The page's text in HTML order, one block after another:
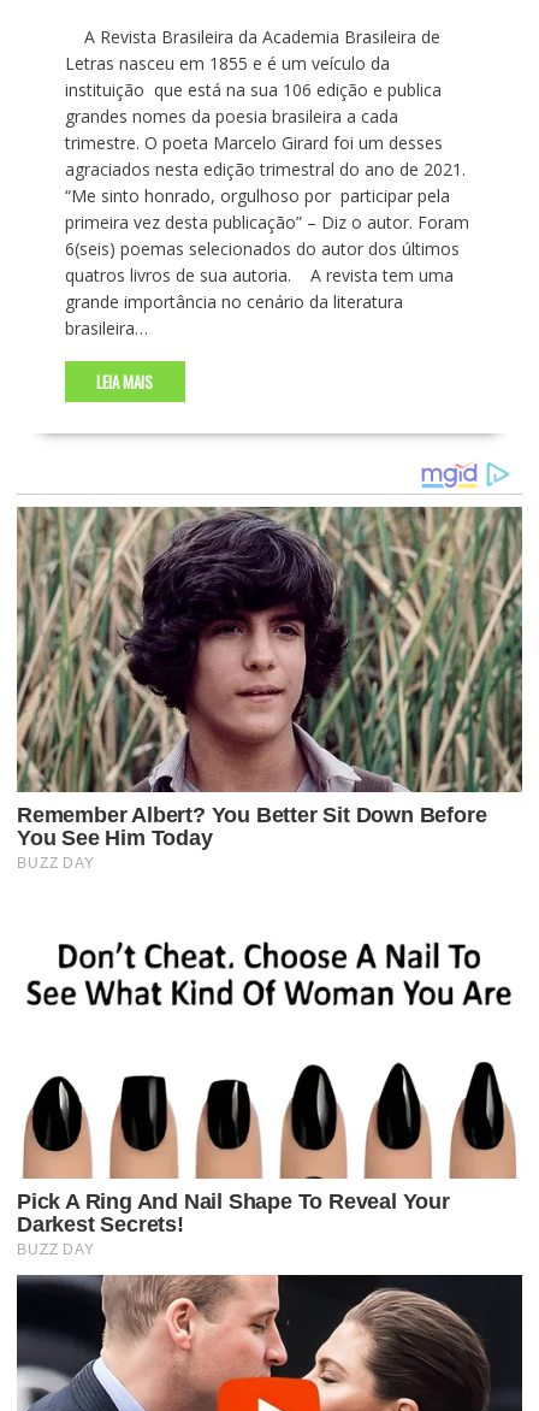
A Revista Brasileira da Academia Brasileira de
Letras nasceu em 1855 e é um veículo da
instituição que está na sua 106 edição e publica
grandes nomes da poesia brasileira a cada
trimestre. O poeta Marcelo Girard foi um desses
agraciados nesta edição trimestral do ano de 2021.
“Me sinto honrado, orgulhoso por participar pela
primeira vez desta publicação” – Diz o autor. Foram
6(seis) poemas selecionados do autor dos últimos
quatros livros de sua autoria. A revista tem uma
grande importância no cenário da literatura
brasileira…
LEIA MAIS